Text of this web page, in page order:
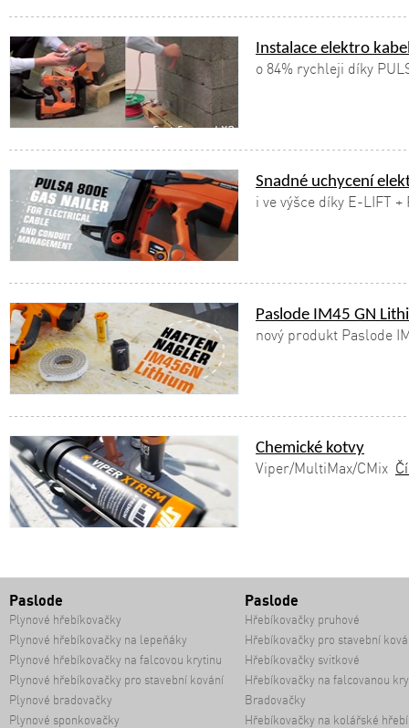
Instalace elektro
o 84% rychleji díky
Snadné uchycení
i ve výšce díky E-LIFT +
Paslode IM45 GN
nový produkt Paslode
Chemické kotvy
Viper/MultiMax/CMix
Paslode
Plynové hřebíkovačky
Plynové hřebíkovačky na lepeňáky
Plynové hřebíkovačky na falcovou krytinu
Plynové hřebíkovačky pro stavební kování
Plynové bradovačky
Plynové sponkovačky
Paslode
Hřebíkovačky pruhové
Hřebíkovačky pro stavební
Hřebíkovačky svitkové
Hřebíkovačky na falcovanou
Bradovačky
Hřebíkovačky na kolářské